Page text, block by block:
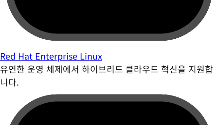
Red Hat Enterprise Linux
유연한 운영 체제에서 하이브리드 클라우드 혁신을 지원합
니다.